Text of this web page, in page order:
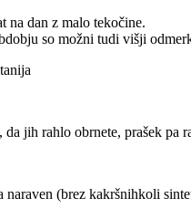
na dan z malo tekočine.
so možni tudi višji
jih rahlo obrnete, prašek pa
(brez kakršnihkoli